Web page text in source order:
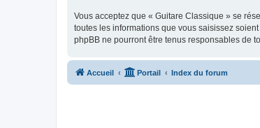
Vous acceptez que « Guitare Classique » se
toutes les informations que vous saisissez
phpBB ne pourront être tenus responsables de
Accueil Portail Index du forum